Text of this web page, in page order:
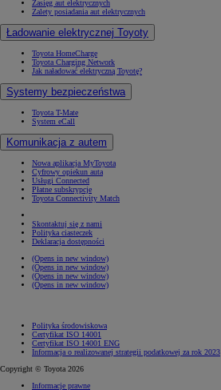
Zasięg aut elektrycznych
Zalety posiadania aut elektrycznych
Ładowanie elektrycznej Toyoty
Toyota HomeCharge
Toyota Charging Network
Jak naładować elektryczną Toyotę?
Systemy bezpieczeństwa
Toyota T-Mate
System eCall
Komunikacja z autem
Nowa aplikacja MyToyota
Cyfrowy opiekun auta
Usługi Connected
Płatne subskrypcje
Toyota Connectivity Match
Skontaktuj się z nami
Polityka ciasteczek
Deklaracja dostępności
(Opens in new window)
(Opens in new window)
(Opens in new window)
(Opens in new window)
Polityka środowiskowa
Certyfikat ISO 14001
Certyfikat ISO 14001 ENG
Informacja o realizowanej strategii podatkowej za rok 2023
Copyright © Toyota 2026
Informacje prawne